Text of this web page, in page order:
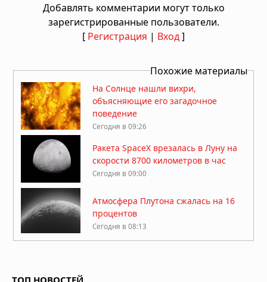
Добавлять комментарии могут только
зарегистрированные пользователи.
[ Регистрация | Вход]
Похожие материалы
На Солнце нашли вихри,
объясняющие его загадочное
поведение
Сегодня в 09:26
Ракета SpaceX врезалась в Луну на
скорости 8700 километров в час
Сегодня в 09:00
Атмосфера Плутона сжалась на 16
процентов
Сегодня в 08:13